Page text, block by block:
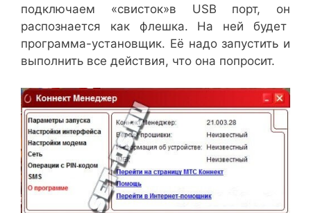
подключаем «свисток»в USB порт, он
распознается как флешка. На ней будет
программа-установщик. Её надо запустить и
выполнить все действия, что она попросит.